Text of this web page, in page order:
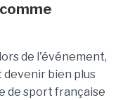
de l'événement,
bien plus
de sport française